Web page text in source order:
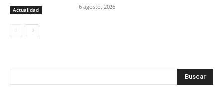
Actualidad 6 agosto, 2026
Buscar